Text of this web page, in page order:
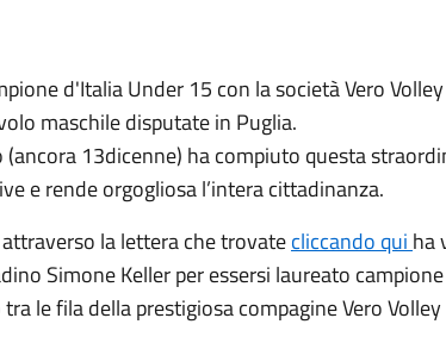
d'Italia Under 15 con la società Vero
maschile disputate in Puglia.
13dicenne) ha compiuto questa
e rende orgogliosa l’intera cittadinanza.
la lettera che trovatecliccando qui ha
Simone Keller per essersi laureato
le fila della prestigiosa compagine Vero